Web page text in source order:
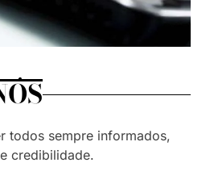
todos sempre informados,
credibilidade.